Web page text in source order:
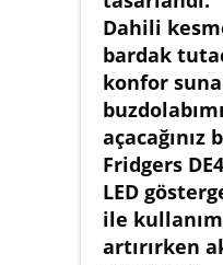
Dahili
bardak
konfor
açacağınız
Fridgers
LED
ile
artırırken